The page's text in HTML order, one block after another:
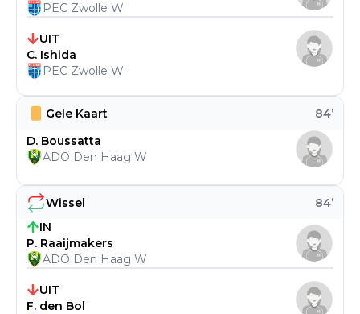
Wissel 84’
IN
P. Raaijmakers
ADO Den Haag W
UIT
F. den Bol
Gele Kaart 84’
D. Boussatta
ADO Den Haag W
PEC Zwolle W
UIT
C. Ishida
PEC Zwolle W